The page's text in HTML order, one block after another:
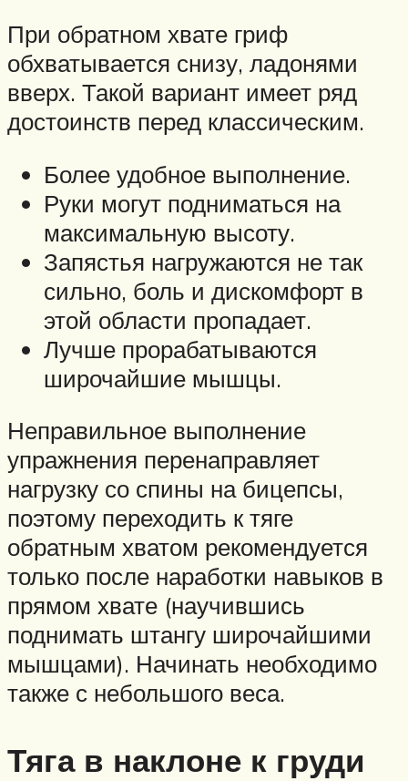
При обратном хвате гриф
обхватывается снизу, ладонями
вверх. Такой вариант имеет ряд
достоинств перед классическим.
Более удобное выполнение.
Руки могут подниматься на
максимальную высоту.
Запястья нагружаются не так
сильно, боль и дискомфорт в
этой области пропадает.
Лучше прорабатываются
широчайшие мышцы.
Неправильное выполнение
упражнения перенаправляет
нагрузку со спины на бицепсы,
поэтому переходить к тяге
обратным хватом рекомендуется
только после наработки навыков в
прямом хвате (научившись
поднимать штангу широчайшими
мышцами). Начинать необходимо
также с небольшого веса.
Тяга в наклоне к груди